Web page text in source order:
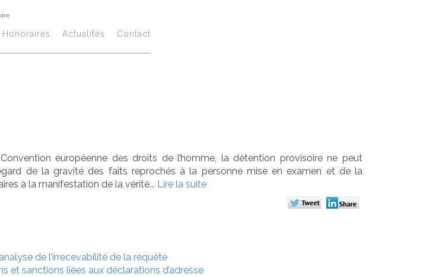
Honoraires​ Actualités Contact
limites de la
européenne des droits de l’homme, la détention provisoire ne peut
de la gravité des faits reprochés à la personne mise en examen et de la
à la manifestation de la vérité... Lire la suite
de l’irrecevabilité de la requête
et sanctions liées aux déclarations d’adresse